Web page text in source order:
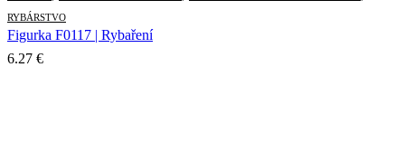
RYBÁRSTVO
Figurka F0117 | Rybaření
6.27 €